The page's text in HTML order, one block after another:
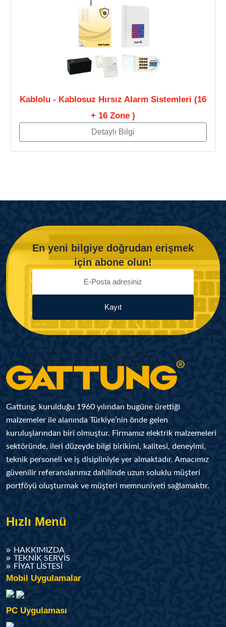
Kablolu - Kablosuz Hırsız Alarm Sistemleri (16
+ 16 Zone )
Detaylı Bilgi
En yeni bilgiye doğrudan erişmek
için abone olun!
Kayıt
Gattung, kurulduğu 1960 yılından bugüne ürettiği
malzemeler ile alanında Türkiye’nin önde gelen
kuruluşlarından biri olmuştur. Firmamız elektrik malzemeleri
sektöründe, ileri düzeyde bilgi birikimi, kalitesi, deneyimi,
teknik personeli ve iş disipliniyle yer almaktadır. Amacımız
güvenilir referanslarımız dahilinde uzun soluklu müşteri
portföyü oluşturmak ve müşteri memnuniyeti sağlamaktır.
Hızlı Menü
HAKKIMIZDA
TEKNIK SERVIS
FIYAT LISTESI
Mobil Uygulamalar
PC Uygulaması